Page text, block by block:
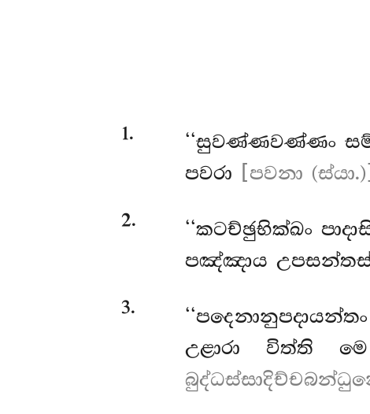
1. ‘‘සුවණ්ණවණ්ණං
පවරා
[පවනා (ස්යා.)]
2.
‘‘කටච්ඡුභික්ඛං
පඤ්ඤාය
3. ‘‘පදෙනානුපදායන්තං
උළාරා විත්ති